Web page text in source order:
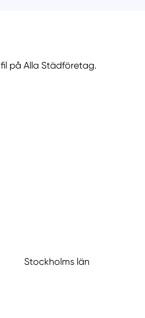
på Alla Städföretag.
Stockholms län